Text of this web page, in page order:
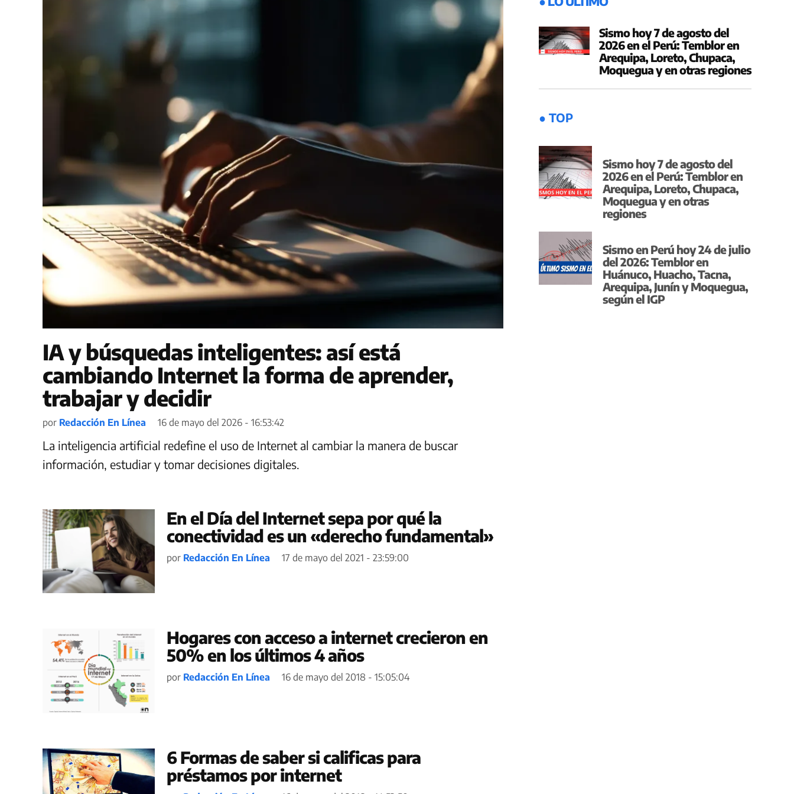
IA y búsquedas inteligentes: así está
cambiando Internet la forma de aprender,
trabajar y decidir
por Redacción En Línea 16 de mayo del 2026 - 16:53:42
La inteligencia artificial redefine el uso de Internet al cambiar la manera de buscar
información, estudiar y tomar decisiones digitales.
En el Día del Internet sepa por qué la
conectividad es un «derecho fundamental»
por Redacción En Línea 17 de mayo del 2021 - 23:59:00
Hogares con acceso a internet crecieron en
50% en los últimos 4 años
por Redacción En Línea 16 de mayo del 2018 - 15:05:04
6 Formas de saber si calificas para
préstamos por internet
Sismo hoy 7 de agosto del
2026 en el Perú: Temblor en
Arequipa, Loreto, Chupaca,
Moquegua y en otras regiones
● TOP
Sismo hoy 7 de agosto del
2026 en el Perú: Temblor en
Arequipa, Loreto, Chupaca,
Moquegua y en otras
regiones
Sismo en Perú hoy 24 de julio
del 2026: Temblor en
Huánuco, Huacho, Tacna,
Arequipa, Junín y Moquegua,
según el IGP